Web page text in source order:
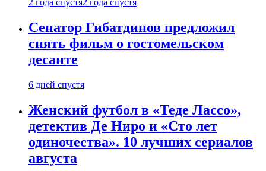
2 года спустя2 года спустя
Сенатор Гибатдинов предложил
снять фильм о гостомельском
десанте
6 дней спустя
Женский футбол в «Теде Лассо»,
детектив Де Ниро и «Сто лет
одиночества». 10 лучших сериалов
августа